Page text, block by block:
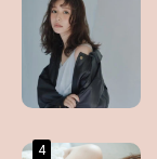
4
4
4